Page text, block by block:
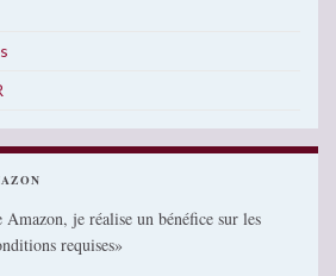
je réalise un bénéfice sur les
requises»